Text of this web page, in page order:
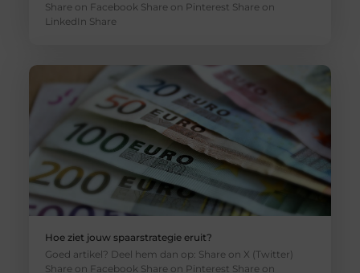
Share on Facebook Share on Pinterest Share on
LinkedIn Share
Hoe ziet jouw spaarstrategie eruit?
Goed artikel? Deel hem dan op: Share on X (Twitter)
Share on Facebook Share on Pinterest Share on